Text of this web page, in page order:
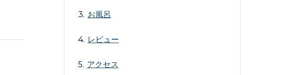
お風呂
レビュー
アクセス